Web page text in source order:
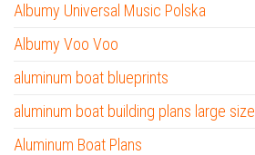
Albumy Universal Music Polska
Albumy Voo Voo
aluminum boat blueprints
aluminum boat building plans large size
Aluminum Boat Plans